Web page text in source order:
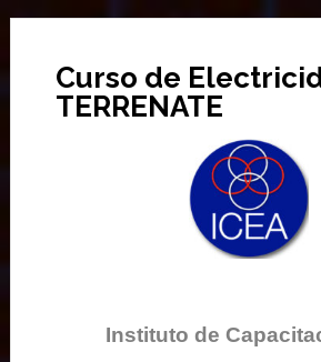
Curso de
TERRENATE
Instituto de